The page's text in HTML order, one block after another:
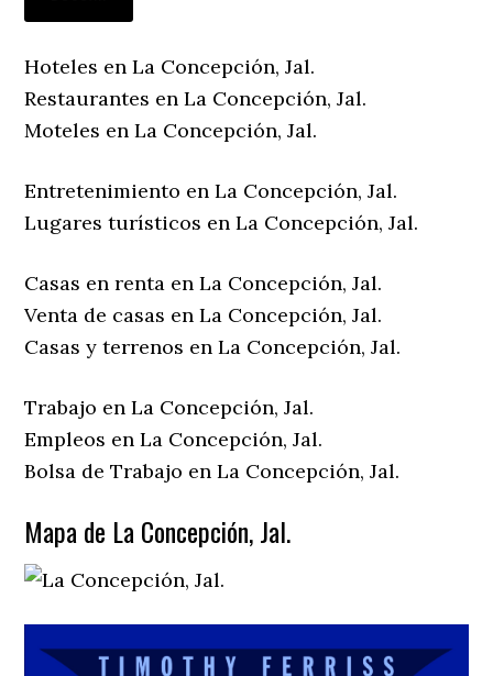
Hoteles en La Concepción, Jal.
Restaurantes en La Concepción, Jal.
Moteles en La Concepción, Jal.
Entretenimiento en La Concepción, Jal.
Lugares turísticos en La Concepción, Jal.
Casas en renta en La Concepción, Jal.
Venta de casas en La Concepción, Jal.
Casas y terrenos en La Concepción, Jal.
Trabajo en La Concepción, Jal.
Empleos en La Concepción, Jal.
Bolsa de Trabajo en La Concepción, Jal.
Mapa de La Concepción, Jal.